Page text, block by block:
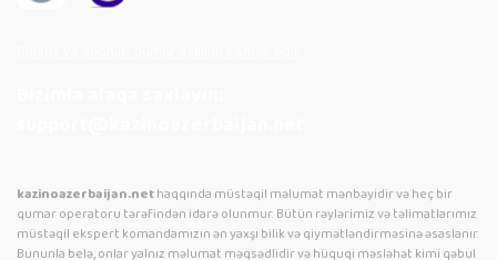
kazinoazerbaijan.nethaqqında müstəqil məlumat mənbəyidir və heç bir
qumar operatoru tərəfindən idarə olunmur. Bütün rəylərimiz və təlimatlarımız
müstəqil ekspert komandamızın ən yaxşı bilik və qiymətləndirməsinə əsaslanır.
Bununla belə, onlar yalnız məlumat məqsədlidir və hüquqi məsləhət kimi qəbul